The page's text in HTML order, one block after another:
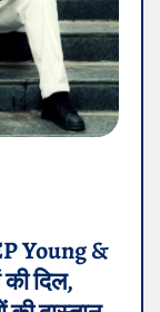
Young &
दिल,